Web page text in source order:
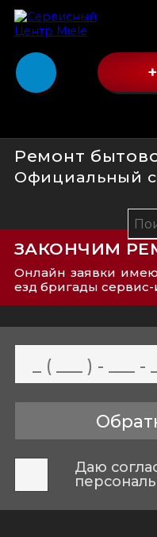
Ремонт
Официальный
ЗАКОНЧИМ
Онлайн заявки
езд бри­га­ды
Даю